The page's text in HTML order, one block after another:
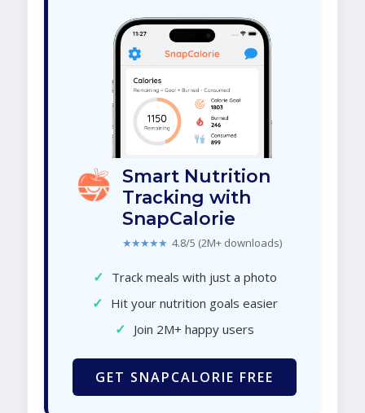
Smart Nutrition
Tracking with
SnapCalorie
★★★★★ 4.8/5 (2M+ downloads)
✓ Track meals with just a photo
✓ Hit your nutrition goals easier
✓ Join 2M+ happy users
GET SNAPCALORIE FREE